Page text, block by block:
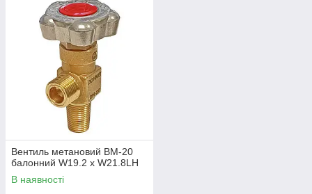
Вентиль метановий ВМ-20
балонний W19.2 x W21.8LH
В наявності